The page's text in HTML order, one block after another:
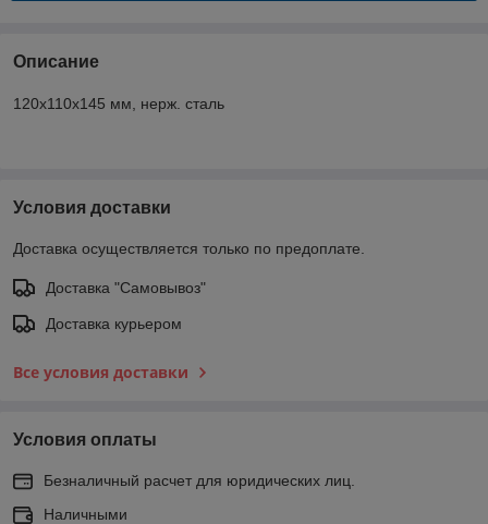
Описание
120х110х145 мм, нерж. сталь
Условия доставки
Доставка осуществляется только по предоплате.
Доставка "Самовывоз"
Доставка курьером
Все условия доставки
Условия оплаты
Безналичный расчет для юридических лиц.
Наличными